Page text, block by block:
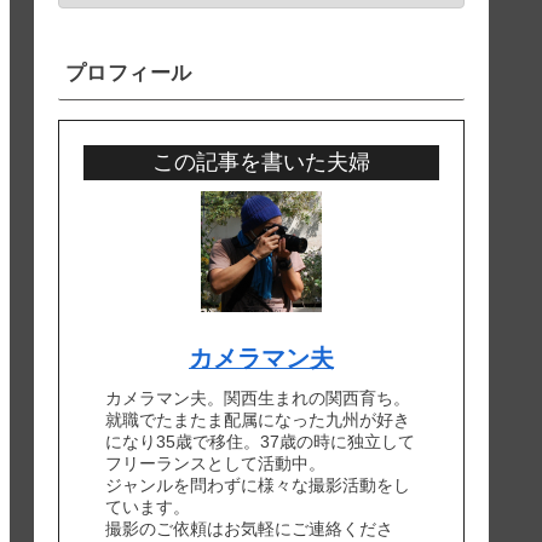
プロフィール
この記事を書いた夫婦
カメラマン夫
カメラマン夫。関西生まれの関西育ち。
就職でたまたま配属になった九州が好き
になり35歳で移住。37歳の時に独立して
フリーランスとして活動中。
ジャンルを問わずに様々な撮影活動をし
ています。
撮影のご依頼はお気軽にご連絡くださ